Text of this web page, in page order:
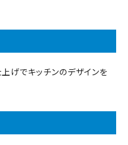
げでキッチンのデザインを